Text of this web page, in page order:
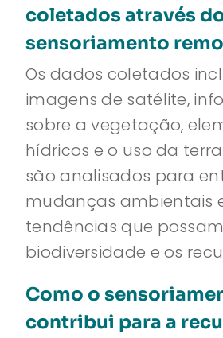
coletados através
sensoriamento
Os dados coletados
imagens de satélite,
sobre a vegetação,
hídricos e o uso da
são analisados para
mudanças ambientais
tendências que
biodiversidade e os
Como o
contribui para a